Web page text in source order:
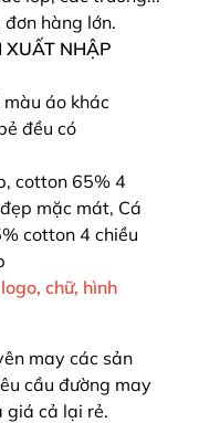
hàng lớn.
XUẤT NHẬP
áo khác
đều có
cotton 65% 4
mặc mát, Cá
cotton 4 chiều
chữ, hình
may các sản
cầu đường may
giá cả lại rẻ.